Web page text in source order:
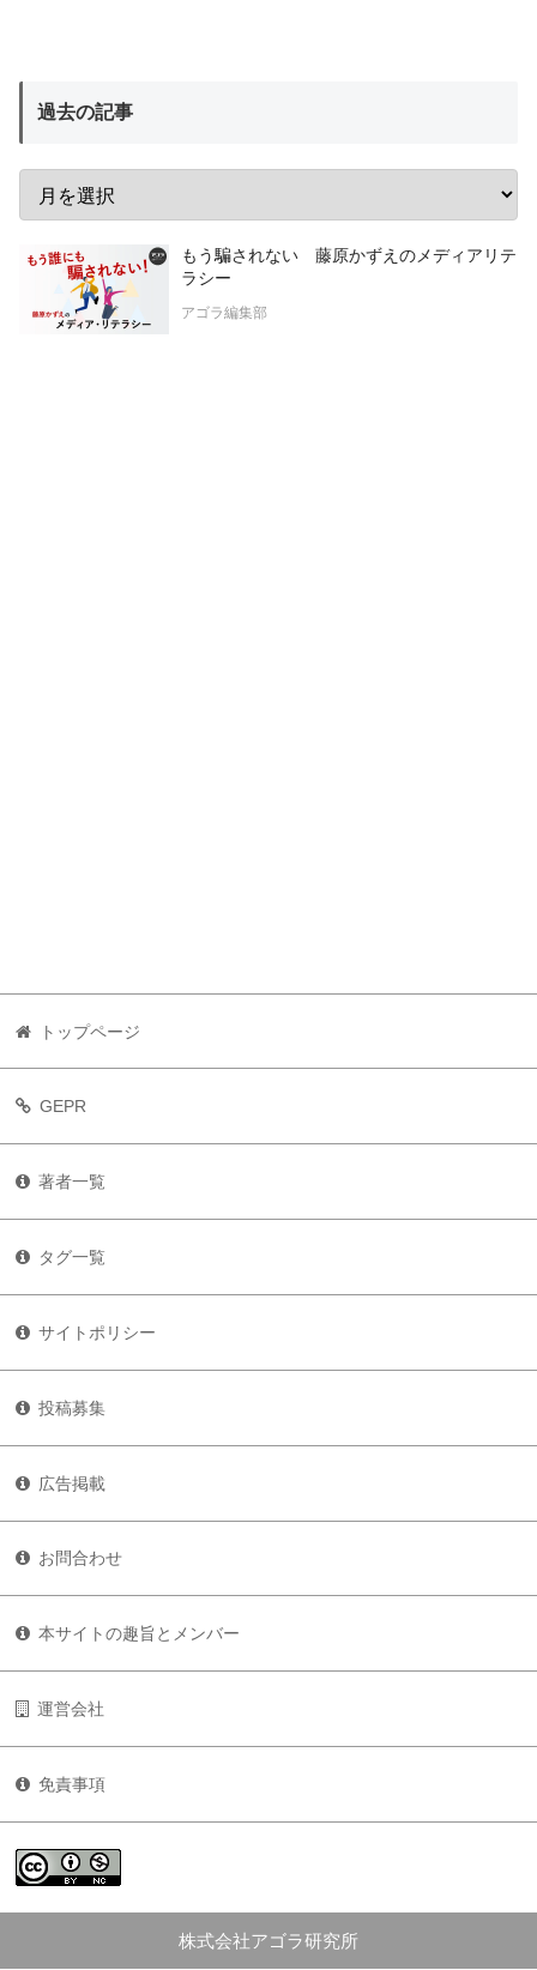
過去の記事
もう騙されない 藤原かずえのメディアリテ
ラシー
アゴラ編集部
トップページ
GEPR
著者一覧
タグ一覧
サイトポリシー
投稿募集
広告掲載
お問合わせ
本サイトの趣旨とメンバー
運営会社
免責事項
株式会社アゴラ研究所